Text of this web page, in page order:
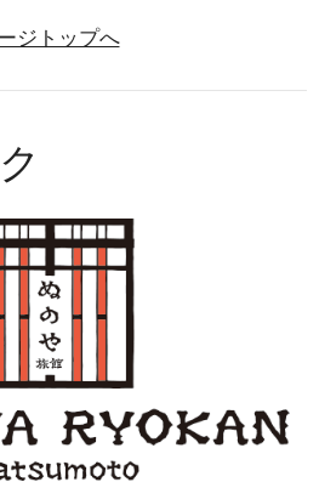
ジトップへ